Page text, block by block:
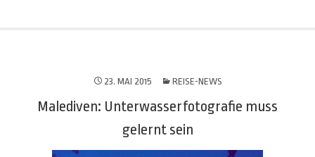
23. MAI 2015 REISE-NEWS
Malediven: Unterwasserfotografie muss
gelernt sein